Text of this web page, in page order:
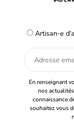
Artisan-e
Adresse
email
En renseignant
nos
connaissance
souhaitez vous